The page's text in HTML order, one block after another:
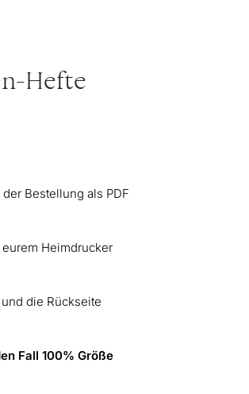
Hefte
Bestellung als PDF
Heimdrucker
die Rückseite
Fall 100% Größe